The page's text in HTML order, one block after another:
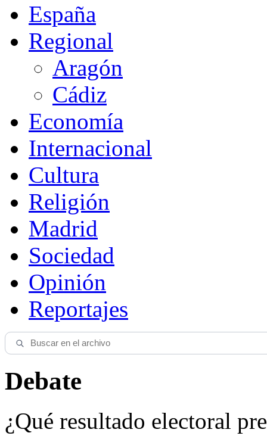
España
Regional
Aragón
Cádiz
Economía
Internacional
Cultura
Religión
Madrid
Sociedad
Opinión
Reportajes
Debate
¿Qué resultado electoral